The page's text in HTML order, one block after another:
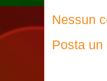
Nessun
Posta un